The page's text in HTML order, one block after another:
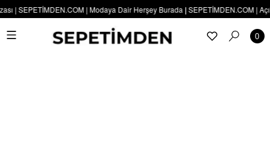
SEPETİMDEN.COM | Modaya Dair Herşey Burada | SEPETİMDEN.COM |
0